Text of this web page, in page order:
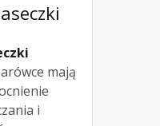
mają
i